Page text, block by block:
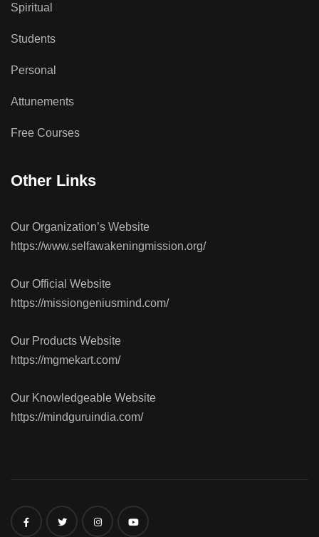
Spiritual
Students
Personal
Attunements
Free Courses
Other Links
Our Organization’s Website
https://www.selfawakeningmission.org/
Our Official Website
https://missiongeniusmind.com/
Our Products Website
https://mgmekart.com/
Our Knowledgeable Website
https://mindguruindia.com/